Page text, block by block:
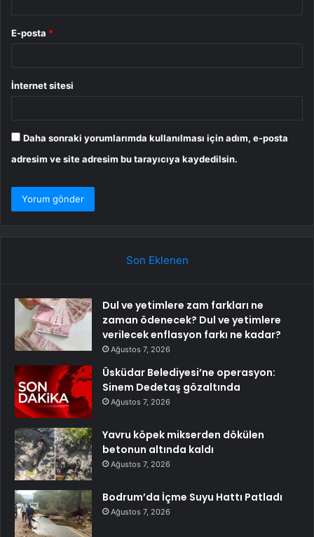
E-posta *
İnternet sitesi
Daha sonraki yorumlarımda kullanılması için adım, e-posta
adresim ve site adresim bu tarayıcıya kaydedilsin.
Son Eklenen
Dul ve yetimlere zam farkları ne
zaman ödenecek? Dul ve yetimlere
verilecek enflasyon farkı ne kadar?
Ağustos 7, 2026
Üsküdar Belediyesi’ne operasyon:
Sinem Dedetaş gözaltında
Ağustos 7, 2026
Yavru köpek mikserden dökülen
betonun altında kaldı
Ağustos 7, 2026
Bodrum’da İçme Suyu Hattı Patladı
Ağustos 7, 2026